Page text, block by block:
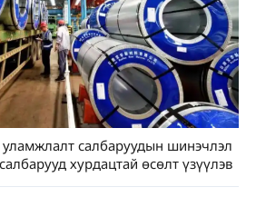
уламжлалт салбаруудын шинэчлэл
хурдацтай өсөлт үзүүлэв